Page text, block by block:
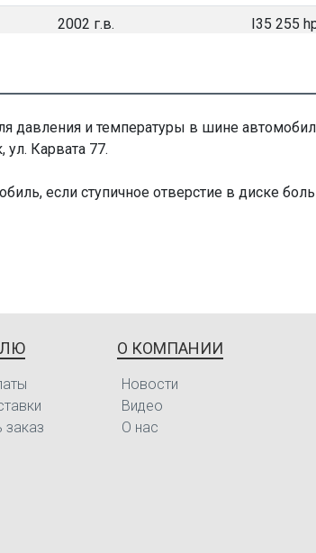
2002 г.в. I35 255
2004 г.в. I35 255
2010 г.в. M30d
3.5i 270
2.5i 180
давления и температуры в шине
Карвата 77.
если ступичное отверстие в диске
заказ
О КОМПАНИИ
Новости
Видео
О нас